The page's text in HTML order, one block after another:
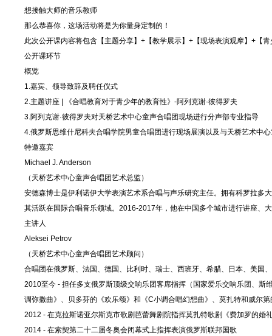
想接触大师的音乐教师
那么恭喜你，这场活动将是为你量身定制的！
此次公开课内容将包含【主题分享】+【教学展示】+【现场表演观摩】+【
公开课环节
概览
1.嘉宾、领导致辞及聘任仪式
2.主题讲座 | 《合唱教育对于青少年的教育性》-阿列克谢·彼得罗夫
3.阿列克谢·彼得罗夫对天桥艺术中心童声合唱团现场进行分声部专业指导
4.俄罗斯思维什尼科夫合唱学院男童合唱团进行现场展演以及与天桥艺术中
特邀嘉宾
Michael J. Anderson
（天桥艺术中心童声合唱团艺术总监）
安德森博士是伊利诺伊大学表演艺术系合唱与声乐研究主任。拥有科罗拉多
其活跃在国际合唱音乐领域。2016-2017年，他在中国多个城市进行讲座、
主讲人
Aleksei Petrov
（天桥艺术中心童声合唱团艺术顾问）
合唱团在俄罗斯、法国、德国、比利时、瑞士、西班牙、希腊、日本、美国
2010至今 - 担任多支俄罗斯顶级交响乐团客席指挥（国家爱乐交响乐团、
调弥撒曲》、贝多芬的《欢乐颂》和《C小调合唱幻想曲》、莫扎特和威尔
2012 - 在克拉斯诺亚尔斯克市歌剧芭蕾舞剧院指挥莫扎特歌剧《费加罗的婚
2014 - 在索契第二十二届冬奥会闭幕式上指挥表演俄罗斯联邦国歌